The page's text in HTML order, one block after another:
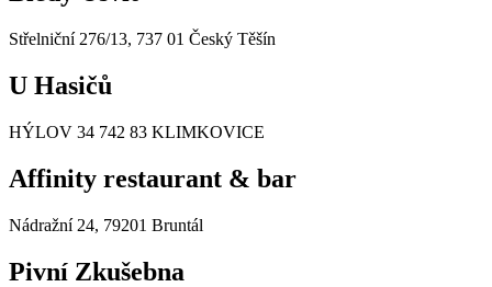
Střelniční 276/13, 737 01 Český Těšín
U Hasičů
HÝLOV 34 742 83 KLIMKOVICE
Affinity restaurant & bar
Nádražní 24, 79201 Bruntál
Pivní Zkušebna